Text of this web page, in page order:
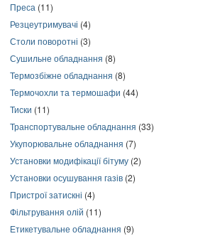
Преса (11)
Резцеутримувачі (4)
Столи поворотні (3)
Сушильне обладнання (8)
Термозбіжне обладнання (8)
Термочохли та термошафи (44)
Тиски (11)
Транспортувальне обладнання (33)
Укупорювальне обладнання (7)
Установки модифікації бітуму (2)
Установки осушування газів (2)
Пристрої затискні (4)
Фільтрування олій (11)
Етикетувальне обладнання (9)